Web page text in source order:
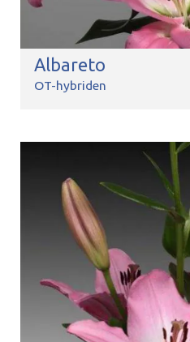
Albareto
OT-hybriden